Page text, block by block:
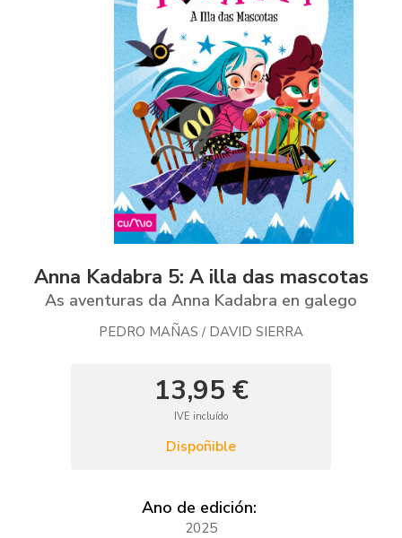
Anna Kadabra 5: A illa das mascotas
As aventuras da Anna Kadabra en galego
PEDRO MAÑAS / DAVID SIERRA
13,95 €
IVE incluído
Dispoñible
Ano de edición:
2025